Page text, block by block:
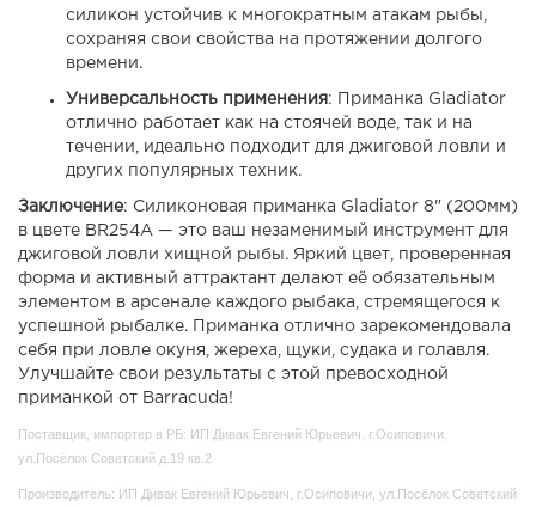
силикон устойчив к многократным атакам рыбы,
сохраняя свои свойства на протяжении долгого
времени.
Универсальность применения: Приманка Gladiator
отлично работает как на стоячей воде, так и на
течении, идеально подходит для джиговой ловли и
других популярных техник.
Заключение: Силиконовая приманка Gladiator 8" (200мм)
в цвете BR254А — это ваш незаменимый инструмент для
джиговой ловли хищной рыбы. Яркий цвет, проверенная
форма и активный аттрактант делают её обязательным
элементом в арсенале каждого рыбака, стремящегося к
успешной рыбалке. Приманка отлично зарекомендовала
себя при ловле окуня, жереха, щуки, судака и голавля.
Улучшайте свои результаты с этой превосходной
приманкой от Barracuda!
Поставщик, импортер в РБ: ИП Дивак Евгений Юрьевич, г.Осиповичи,
ул.Посёлок Советский д.19 кв.2
Производитель: ИП Дивак Евгений Юрьевич, г.Осиповичи, ул.Посёлок Советский